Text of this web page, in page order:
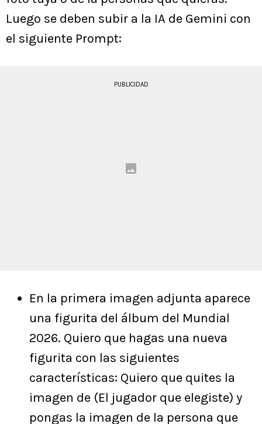
Luego se deben subir a la IA de Gemini con
el siguiente Prompt:
PUBLICIDAD
En la primera imagen adjunta aparece
una figurita del álbum del Mundial
2026. Quiero que hagas una nueva
figurita con las siguientes
características: Quiero que quites la
imagen de (El jugador que elegiste) y
pongas la imagen de la persona que